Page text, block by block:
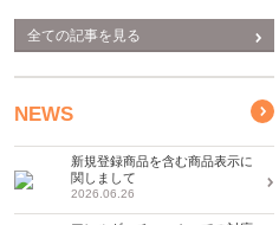
全ての記事を見る
NEWS
新規登録商品を含む商品表示に
関しまして
2026.06.26